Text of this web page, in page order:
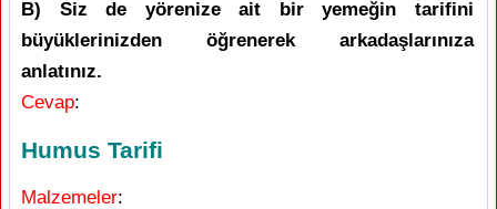
B) Siz de yörenize ait bir yemeğin tarifini
büyüklerinizden öğrenerek arkadaşlarınıza
anlatınız.
Cevap:
Humus Tarifi
Malzemeler: